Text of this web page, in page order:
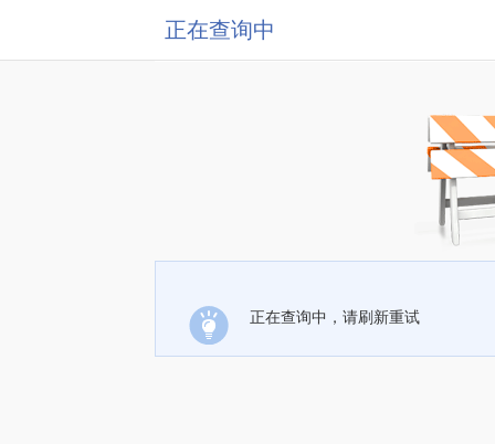
正在查询中
正在查询中，请刷新重试